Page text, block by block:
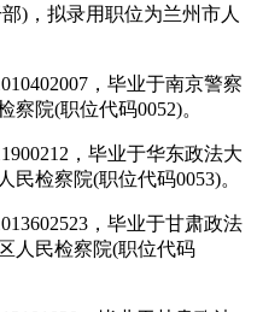
)，拟录用职位为兰州市人
，毕业于南京警察
院(职位代码0052)。
，毕业于华东政法大
检察院(职位代码0053)。
，毕业于甘肃政法
人民检察院(职位代码